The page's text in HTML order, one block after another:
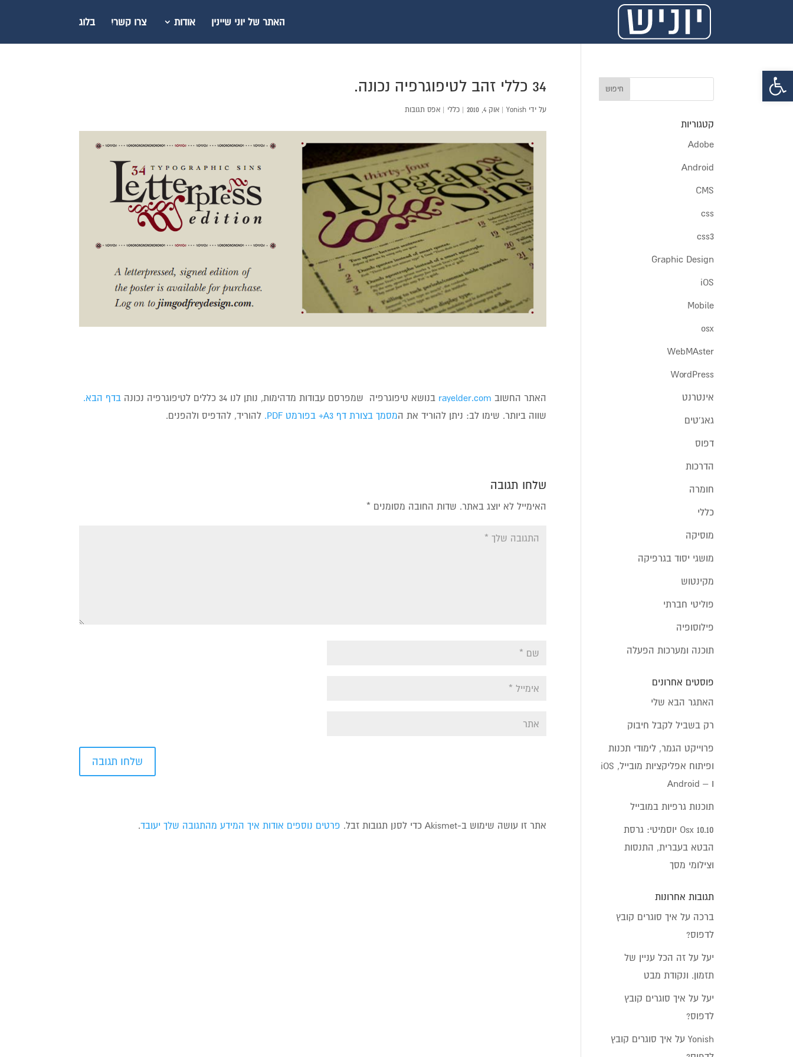
פתח סרגל נגישות
האתר של יוני שיינין אודות צרו קשר! בלוג
34 כללי זהב לטיפוגרפיה נכונה.
על ידי Yonish
| אוק 4, 2010 | כללי אפס תגובות
האתר החשוב rayelder.com בנושא טיפוגרפיה שמפרסם עבודות מדהימות, נותן לנו 34 כללים לטיפוגרפיה נכונה
בדף הבא.
שווה ביותר. שימו לב: ניתן להוריד את המסמך בצורת דף A3+ בפורמט PDF. להוריד, להדפיס ולהפנים.
שלחו תגובה
האימייל לא יוצג באתר. שדות החובה מסומנים *
אתר זו עושה שימוש ב-Akismet כדי לסנן תגובות זבל. פרטים נוספים אודות איך המידע מהתגובה שלך יעובד.
קטגוריות
Adobe
Android
CMS
css
css3
Graphic Design
iOS
Mobile
osx
WebMAster
WordPress
אינטרנט
גאג'טים
דפוס
הדרכות
חומרה
כללי
מוסיקה
מושגי יסוד בגרפיקה
מקינטוש
פוליטי חברתי
פילוסופיה
תוכנה ומערכות הפעלה
פוסטים אחרונים
האתגר הבא שלי
רק בשביל לקבל חיבוק
פרוייקט הגמר, לימודי תכנות
ופיתוח אפליקציות מובייל, iOS
ו – Android
תוכנות גרפיות במובייל
Osx 10.10 יוסמיטי: גרסת
הבטא בעברית, התנסות
וצילומי מסך
תגובות אחרונות
ברכה על איך סוגרים קובץ
לדפוס?
יעל עלזה הכל עניין של
תזמון. ונקודת מבט
יעל על איך סוגרים קובץ
לדפוס?
Yonish על איך סוגרים קובץ